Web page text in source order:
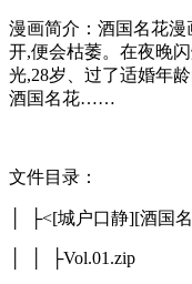
漫画简介：酒国名花
开,便会枯萎。在夜晚
光,28岁、过了适婚年
酒国名花……
文件目录：
│ ├<[城户口静][酒国
│ │ ├Vol.01.zip